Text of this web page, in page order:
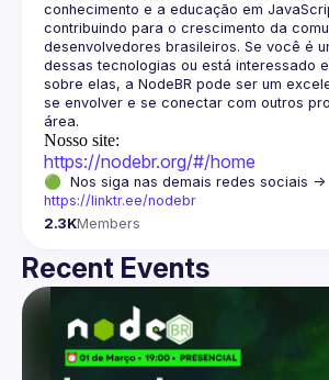
conhecimento e a educação em
contribuindo para o crescimento da
desenvolvedores brasileiros. Se você é
dessas tecnologias ou está interessado
sobre elas, a NodeBR pode ser um
se envolver e se conectar com outros
Nosso site:
https://nodebr.org/#/home
https://linktr.ee/nodebr
2.3KMembers
Recent Events